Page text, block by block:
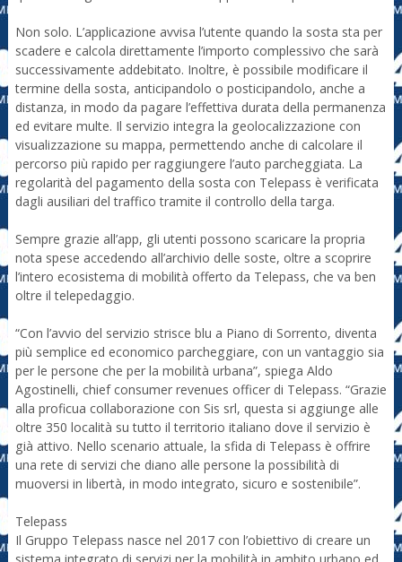
Non solo. L’applicazione avvisa l’utente quando la sosta sta per
scadere e calcola direttamente l’importo complessivo che sarà
successivamente addebitato. Inoltre, è possibile modificare il
termine della sosta, anticipandolo o posticipandolo, anche a
distanza, in modo da pagare l’effettiva durata della permanenza
ed evitare multe. Il servizio integra la geolocalizzazione con
visualizzazione su mappa, permettendo anche di calcolare il
percorso più rapido per raggiungere l’auto parcheggiata. La
regolarità del pagamento della sosta con Telepass è verificata
dagli ausiliari del traffico tramite il controllo della targa.
Sempre grazie all’app, gli utenti possono scaricare la propria
nota spese accedendo all’archivio delle soste, oltre a scoprire
l’intero ecosistema di mobilità offerto da Telepass, che va ben
oltre il telepedaggio.
“Con l’avvio del servizio strisce blu a Piano di Sorrento, diventa
più semplice ed economico parcheggiare, con un vantaggio sia
per le persone che per la mobilità urbana”, spiega Aldo
Agostinelli, chief consumer revenues officer di Telepass. “Grazie
alla proficua collaborazione con Sis srl, questa si aggiunge alle
oltre 350 località su tutto il territorio italiano dove il servizio è
già attivo. Nello scenario attuale, la sfida di Telepass è offrire
una rete di servizi che diano alle persone la possibilità di
muoversi in libertà, in modo integrato, sicuro e sostenibile”.
Telepass
Il Gruppo Telepass nasce nel 2017 con l’obiettivo di creare un